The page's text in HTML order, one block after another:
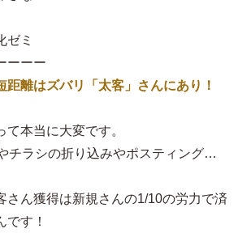
ゼミ
ーーー
距離はズバリ「太客」さんにあり！
本当に大変です。
チラシの折り込みやポスティング…
さん獲得は新規さんの1/10の労力で済
です！